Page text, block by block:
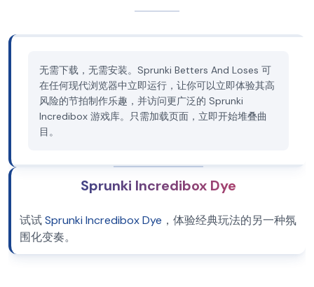
无需下载，无需安装。Sprunki Betters And Loses 可
在任何现代浏览器中立即运行，让你可以立即体验其高
风险的节拍制作乐趣，并访问更广泛的 Sprunki
Incredibox 游戏库。只需加载页面，立即开始堆叠曲
目。
Sprunki Incredibox Dye
试试Sprunki Incredibox Dye ，体验经典玩法的另一种氛
围化变奏。